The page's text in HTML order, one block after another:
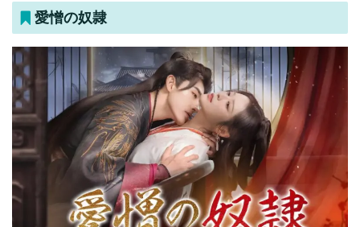
愛憎の奴隷